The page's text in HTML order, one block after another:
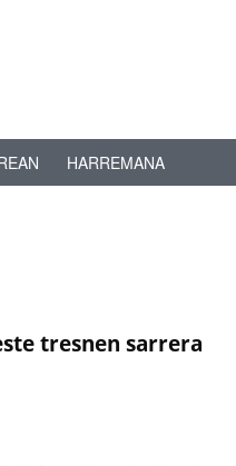
HARREMANA
tresnen sarrera